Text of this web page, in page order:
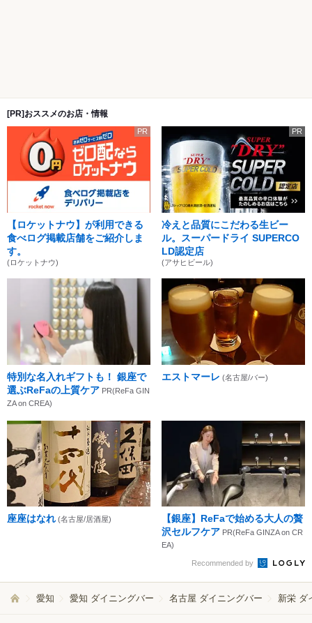
[PR]おススメのお店・情報
PR
【ロケットナウ】が利用できる
食べログ掲載店舗をご紹介しま
す。
(ロケットナウ)
PR
冷えと品質にこだわる生ビー
ル。スーパードライ SUPERCO
LD認定店
(アサヒビール)
特別な名入れギフトも！ 銀座で
選ぶReFaの上質ケア PR(ReFa GIN
ZA on CREA)
エストマーレ (名古屋/バー)
座座はなれ (名古屋/居酒屋)
【銀座】ReFaで始める大人の贅
沢セルフケア PR(ReFa GINZA on CR
EA)
Recommended by
愛知 愛知 ダイニングバー 名古屋 ダイニングバー 新栄 ダ